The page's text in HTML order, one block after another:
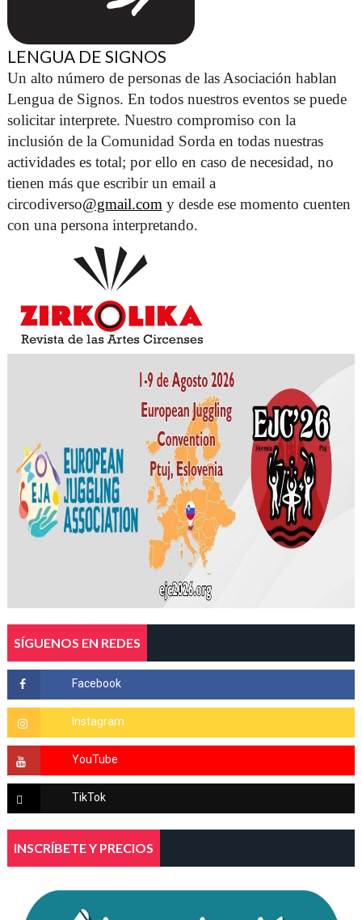
LENGUA DE SIGNOS
Un alto número de personas de las Asociación hablan
Lengua de Signos. En todos nuestros eventos se puede
solicitar interprete. Nuestro compromiso con la
inclusión de la Comunidad Sorda en todas nuestras
actividades es total; por ello en caso de necesidad, no
tienen más que escribir un email a
circodiverso@gmail.com y desde ese momento cuenten
con una persona interpretando.
SÍGUENOS EN REDES
INSCRÍBETE Y PRECIOS